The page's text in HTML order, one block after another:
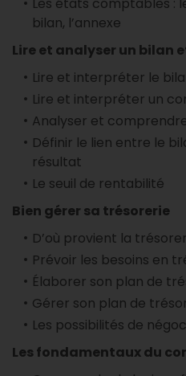
bilan, l’annexe
Lire et analyser un bilan
Lire et interpréter le
Lire et interpréter un
Analyser et
Définir le lien entre le
résultat
Le seuil de rentabilité
Bien gérer sa trésorerie
D’où provient la
Prévoir les besoins en
Élaborer son plan de
Gérer son plan de
Les possibilités de
Les fondamentaux du